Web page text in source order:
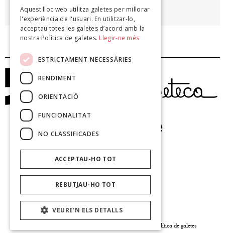
Capellet de vidre , 1995
Política de galetes
Aquest lloc web utilitza galetes per millorar
l'experiència de l'usuari. En utilitzar-lo,
acceptau totes les galetes d’acord amb la
nostra Política de galetes. Llegir-ne més
ESTRICTAMENT NECESSÀRIES
RENDIMENT
ORIENTACIÓ
FUNCIONALITAT
NO CLASSIFICADES
ACCEPTAU-HO TOT
REBUTJAU-HO TOT
VEURE'N ELS DETALLS